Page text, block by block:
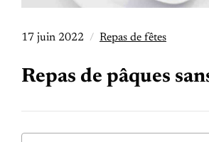
17 juin 2022 Repas de fêtes
Repas de pâques